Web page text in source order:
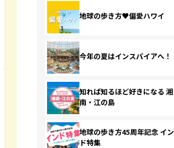
地球の歩き方♥偏愛ハワイ
今年の夏はインスパイアへ！
知れば知るほど好きになる 湘
南・江の島
地球の歩き方45周年記念 イン
ド特集